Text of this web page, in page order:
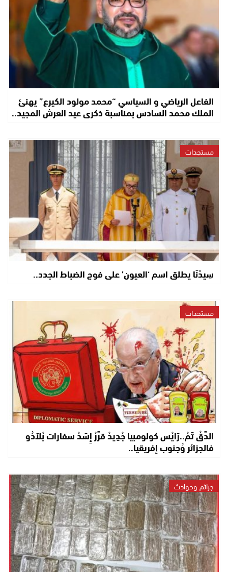
الفاعل الرياضي و السياسي “محمد مولود الكيرع” يهنئ
الملك محمد السادس بمناسبة ذكرى عيد العرش المجيد..
مستجدات
سِيدْنَا يطلق اسم ‘العيون’ على فوج الضباط الجدد..
مستجدات
الدَّقْ تَمْ..رَايْس كولومبيا جْدِيدْ قرَّرْ إِسَدْ سفارات بْلاَدُو
فالجزائر وُجنوب إفريقيا..
جرائم وحوادث